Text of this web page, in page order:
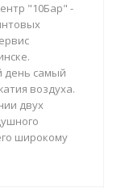
"10Бар" -
день самый
воздуха.
двух
широкому